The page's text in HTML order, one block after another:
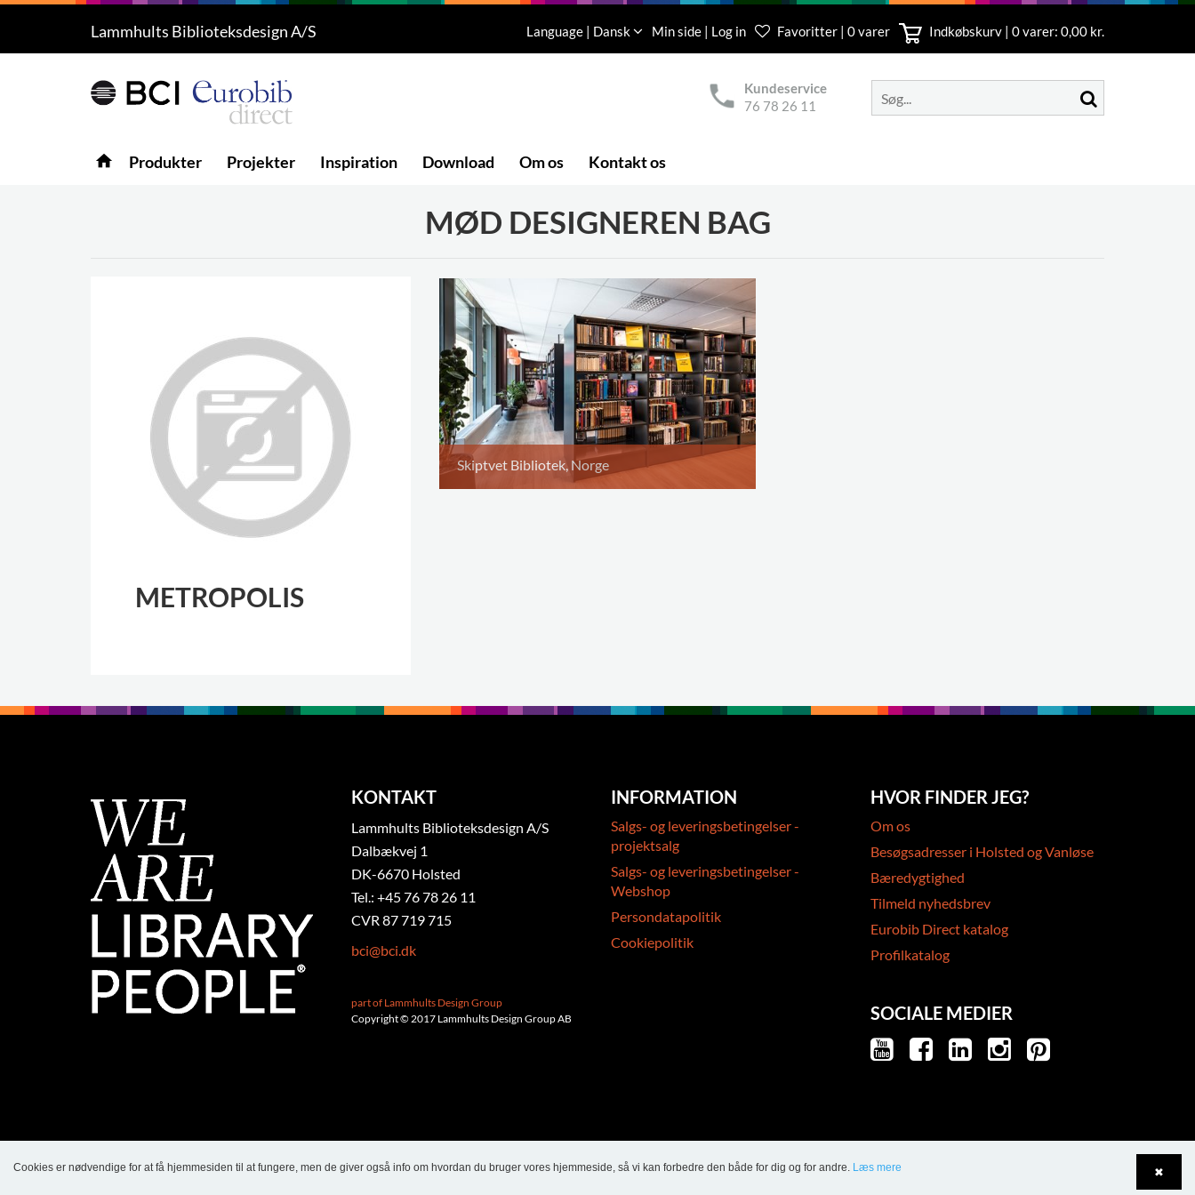
5
Produkter
Lammhults Biblioteksdesign A/S Language | Dansk Min side | Log in Favoritter | 0 varer Indkøbskurv | 0varer: 0,00 kr.
Kundeservice
76 78 26 11
home Produkter Projekter Inspiration Download Om os Kontakt os
MØD DESIGNEREN BAG
METROPOLIS
Skiptvet Bibliotek, Norge
KONTAKT
Lammhults Biblioteksdesign A/S
Dalbækvej 1
DK-6670 Holsted
Tel.: +45 76 78 26 11
CVR 87 719 715
bci@bci.dk
part of Lammhults Design Group
Copyright © 2017 Lammhults Design Group AB
INFORMATION
Salgs- og leveringsbetingelser -
projektsalg
Salgs- og leveringsbetingelser -
Webshop
Persondatapolitik
Cookiepolitik
HVOR FINDER JEG?
Om os
Besøgsadresser i Holsted og Vanløse
Bæredygtighed
Tilmeld nyhedsbrev
Eurobib Direct katalog
Profilkatalog
SOCIALE MEDIER
✖
Cookies er nødvendige for at få hjemmesiden til at fungere, men de giver også info om hvordan du bruger vores hjemmeside, så vi kan forbedre den både for dig og for andre. Læs mere